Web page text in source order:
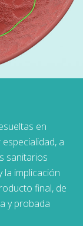
en
a
sanitarios
la implicación
final, de
y probada